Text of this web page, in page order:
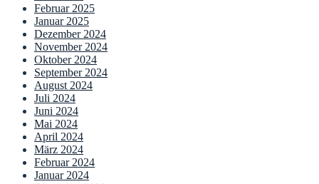
Februar 2025
Januar 2025
Dezember 2024
November 2024
Oktober 2024
September 2024
August 2024
Juli 2024
Juni 2024
Mai 2024
April 2024
März 2024
Februar 2024
Januar 2024